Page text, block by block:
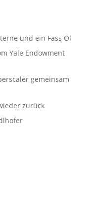
und ein Fass Öl
Yale Endowment
gemeinsam
zurück